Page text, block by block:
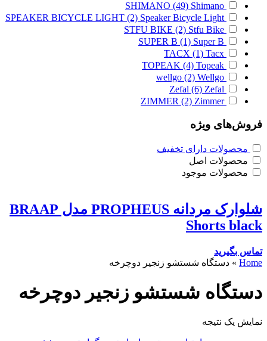
SHIMANO (49) Shimano
SPEAKER BICYCLE LIGHT (2) Speaker Bicycle Light
STFU BIKE (2) Stfu Bike
SUPER B (1) Super B
TACX (1) Tacx
TOPEAK (4) Topeak
wellgo (2) Wellgo
Zefal (6) Zefal
ZIMMER (2) Zimmer
فروش‌های ویژه
محصولات دارای تخفیف
محصولات اصل
محصولات موجود
شلوارک مردانه PROPHEUS مدل BRAAP
Shorts black
تماس بگیرید
Home
» دستگاه شستشو زنجیر دوچرخه
دستگاه شستشو زنجیر دوچرخه
نمایش یک نتیجه